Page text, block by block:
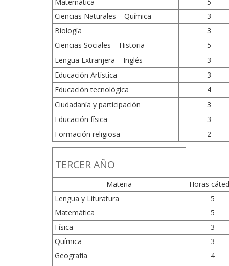
Ciencias Naturales – Química
3
Biología
3
Ciencias Sociales – Historia
5
Lengua Extranjera – Inglés
3
Educación Artística
3
Educación tecnológica
4
Ciudadanía y participación
3
Educación física
3
Formación religiosa
2
TERCER AÑO
Materia
Horas
Lengua y Lituratura
5
Matemática
5
Física
3
Química
3
Geografía
4